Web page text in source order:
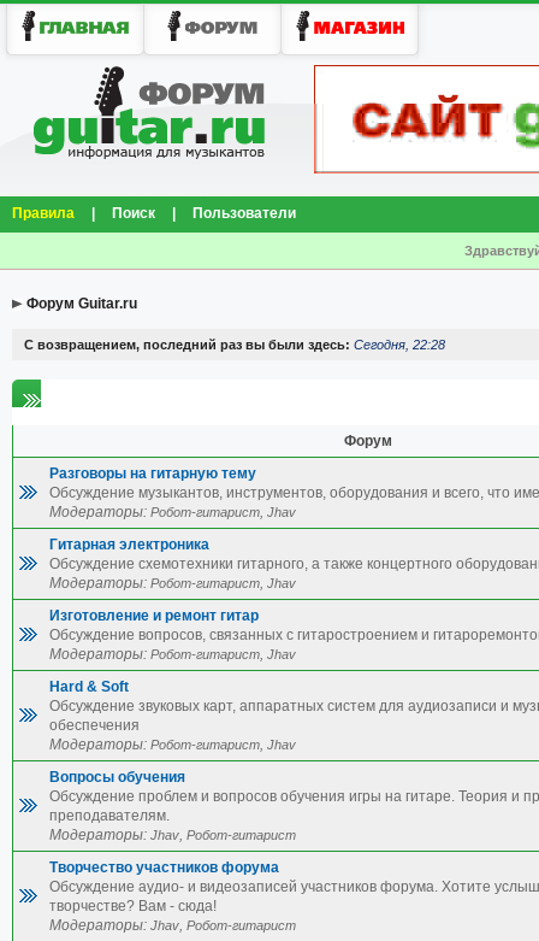
Правила Поиск Пользователи
Форум Guitar.ru
С возвращением, последний раз вы были здесь: Сегодня, 22:28
Форум
Разговоры на гитарную тему
Обсуждение музыкантов, инструментов, оборудования и всего, что
Модераторы: Робот-гитарист, Jhav
Гитарная электроника
Обсуждение схемотехники гитарного, а также концертного
Модераторы: Робот-гитарист, Jhav
Изготовление и ремонт гитар
Обсуждение вопросов, связанных с гитаростроением и
Модераторы: Робот-гитарист, Jhav
Hard & Soft
Обсуждение звуковых карт, аппаратных систем для аудиозаписи и
обеспечения
Модераторы: Робот-гитарист, Jhav
Вопросы обучения
Обсуждение проблем и вопросов обучения игры на гитаре. Теория и
преподавателям.
Модераторы: Jhav, Робот-гитарист
Творчество участников форума
Обсуждение аудио- и видеозаписей участников форума. Хотите
творчестве? Вам - сюда!
Модераторы: Jhav, Робот-гитарист